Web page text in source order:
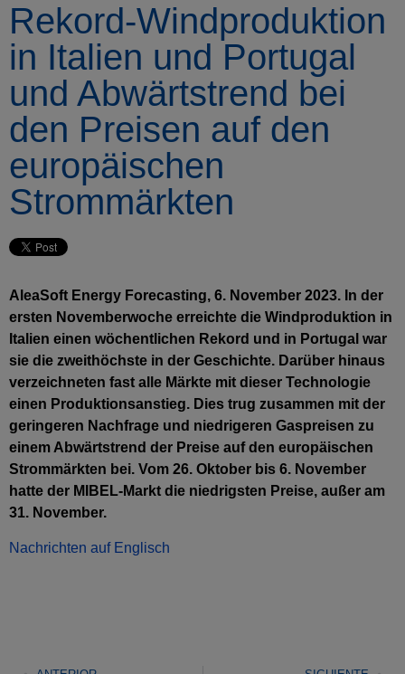
Rekord-Windproduktion
in Italien und Portugal
und Abwärtstrend bei
den Preisen auf den
europäischen
Strommärkten
AleaSoft Energy Forecasting, 6. November 2023. In der
ersten Novemberwoche erreichte die Windproduktion in
Italien einen wöchentlichen Rekord und in Portugal war
sie die zweithöchste in der Geschichte. Darüber hinaus
verzeichneten fast alle Märkte mit dieser Technologie
einen Produktionsanstieg. Dies trug zusammen mit der
geringeren Nachfrage und niedrigeren Gaspreisen zu
einem Abwärtstrend der Preise auf den europäischen
Strommärkten bei. Vom 26. Oktober bis 6. November
hatte der MIBEL-Markt die niedrigsten Preise, außer am
31. November.
Nachrichten auf Englisch